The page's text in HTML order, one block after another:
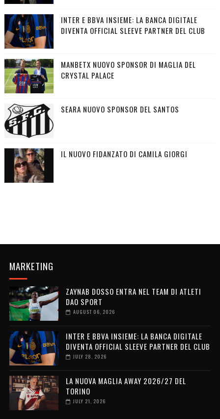
INTER E BBVA INSIEME: LA BANCA DIGITALE
DIVENTA OFFICIAL SLEEVE PARTNER DEL CLUB
MANBETX NUOVO SPONSOR DI MAGLIA DEL
CRYSTAL PALACE
SEARA NUOVO SPONSOR DEL SANTOS
IL NUOVO FIDANZATO DI CAMILA GIORGI
MARKETING
ZAYNAB DOSSO ENTRA NEL TEAM DI ATLETI
DAO SPORT
AUGUST 06, 2026
INTER E BBVA INSIEME: LA BANCA DIGITALE
DIVENTA OFFICIAL SLEEVE PARTNER DEL CLUB
JULY 28, 2026
LA NUOVA MAGLIA AWAY 2026/27 DEL
TORINO
JULY 21, 2026